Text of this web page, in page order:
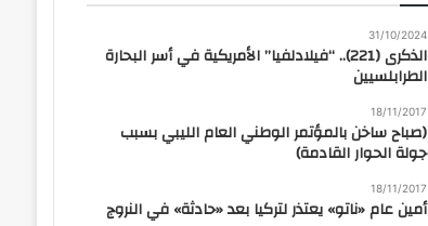
31/10/2024
الذكرى (221).. “فيلادلفيا” الأمريكية في أسر البحارة
الطرابلسيين
18/11/2017
(صباح ساخن بالمؤتمر الوطني العام الليبي بسبب
جولة الحوار القادمة)
18/11/2017
أمين عام «ناتو» يعتذر لتركيا بعد «حادثة» في النروج